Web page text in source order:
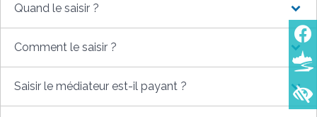
Quand le saisir ?
Comment le saisir ?
Saisir le médiateur est-il payant ?